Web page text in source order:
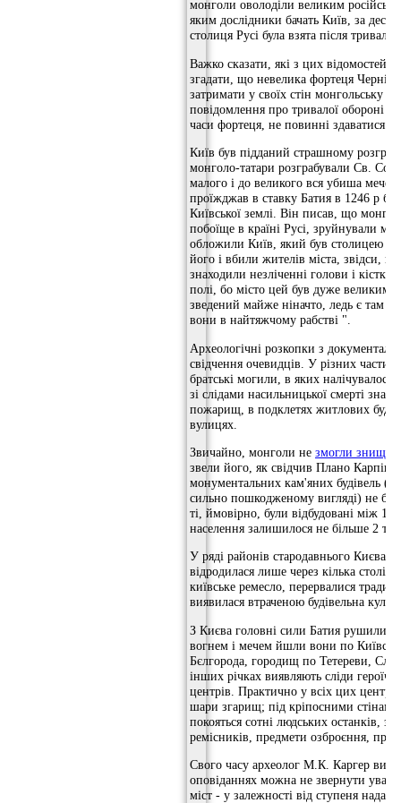
монголи оволоділи великим
яким дослідники бачать Київ, за
столиця Русі була взята після
Важко сказати, які з цих відомостей
згадати, що невелика фортеця
затримати у своїх стін монгольську
повідомлення про тривалої обороні
часи фортеця, не повинні здаватися
Київ був підданий страшному
монголо-татари розграбували Св.
малого і до великого вся убиша
проїжджав в ставку Батия в 1246 р
Київської землі. Він писав, що
побоїще в країні Русі, зруйнували
обложили Київ, який був столицею
його і вбили жителів міста, звідси,
знаходили незліченні голови і
полі, бо місто цей був дуже великим
зведений майже ніначто, ледь є там
вони в найтяжчому рабстві ".
Археологічні розкопки з
свідчення очевидців. У різних
братські могили, в яких налічувалося
зі слідами насильницької смерті
пожарищ, в подклетях житлових
вулицях.
Звичайно, монголи не змогли
звели його, як свідчив Плано
монументальних кам'яних будівель
сильно пошкодженому вигляді) не
ті, ймовірно, були відбудовані між
населення залишилося не більше 2
У ряді районів стародавнього Києва,
відродилася лише через кілька
київське ремесло, перервалися
виявилася втраченою будівельна
З Києва головні сили Батия рушили
вогнем і мечем йшли вони по
Бєлгорода, городищ по Тетереви,
інших річках виявляють сліди
центрів. Практично у всіх цих
шари згарищ; під кріпосними
покояться сотні людських останків,
ремісників, предмети озброєння,
Свого часу археолог М.К. Каргер
оповіданнях можна не звернути
міст - у залежності від ступеня